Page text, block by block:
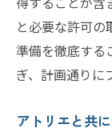
ステ
計画
アト
継続
と必要な許可
準備を徹底する
ぎ、計画通りに
アトリエと共